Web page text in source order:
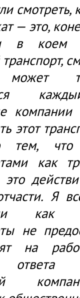
смотреть,
— это,
в коем
этот
тем, что
как
Я
как
не
на